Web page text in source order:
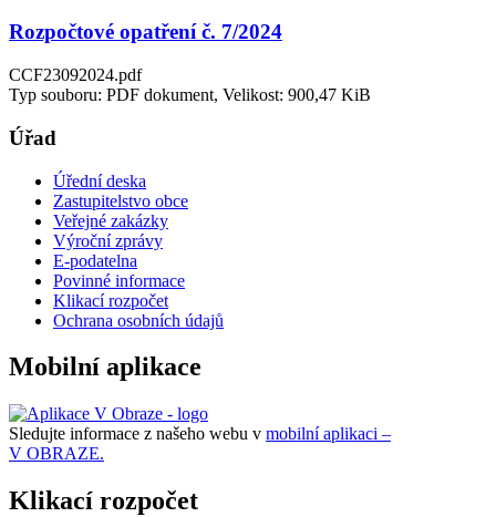
Rozpočtové opatření č. 7/2024
CCF23092024.pdf
Typ souboru: PDF dokument, Velikost: 900,47 KiB
Úřad
Úřední deska
Zastupitelstvo obce
Veřejné zakázky
Výroční zprávy
E-podatelna
Povinné informace
Klikací rozpočet
Ochrana osobních údajů
Mobilní aplikace
Sledujte informace z našeho webu v mobilní aplikaci –
V OBRAZE.
Klikací rozpočet